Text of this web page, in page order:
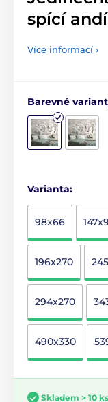
spící
Více informací ›
Barevné
Varianta:
98x66
196x270
294x270
490x330
Skladem > 10 ks